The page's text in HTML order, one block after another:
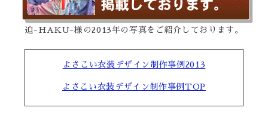
迫-HAKU-様の2013年の写真をご紹介しております。
よさこい衣装デザイン制作事例2013
よさこい衣装デザイン制作事例TOP